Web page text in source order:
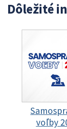
Dôležité
voľby